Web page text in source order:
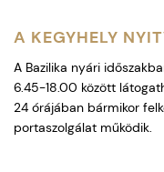
A KEGYHELY
A Bazilika nyári
6.45-18.00 között
24 órájában bármikor
portaszolgálat működik.